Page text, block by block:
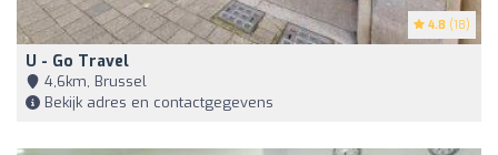
4.8 (18)
U - Go Travel
4,6km, Brussel
Bekijk adres en contactgegevens